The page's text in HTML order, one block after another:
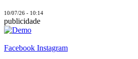
10/07/26 - 10:14
publicidade
Facebook Instagram